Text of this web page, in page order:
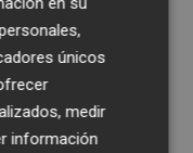
la mesa es
únicos
medir
información